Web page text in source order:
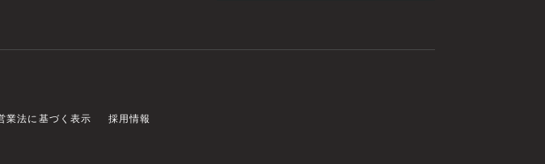
業法に基づく表示 採用情報